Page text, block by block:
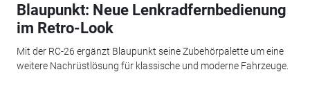
Blaupunkt: Neue Lenkradfernbedienung
im Retro-Look
Mit der RC-26 ergänzt Blaupunkt seine Zubehörpalette um eine
weitere Nachrüstlösung für klassische und moderne Fahrzeuge.